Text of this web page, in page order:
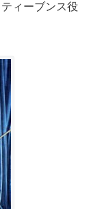
ィーブンス役